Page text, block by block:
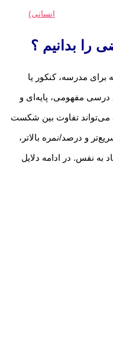
انسانی)
را بدانیم ؟
برای مدرسه، کنکور یا
درسی مفهومی، پایه‌ای و
می‌تواند تفاوت بین شکست
و درصد/نمره بالاتر،
به نفس. در ادامه دلایل